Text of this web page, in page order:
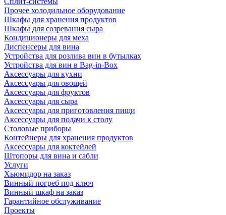
Прочее холодильное оборудование
Шкафы для хранения продуктов
Шкафы для созревания сыра
Кондиционеры для меха
Диспенсеры для вина
Устройства для розлива вин в бутылках
Устройства для вин в Bag-in-Box
Аксессуары для кухни
Аксессуары для овощей
Аксессуары для фруктов
Аксессуары для сыра
Аксессуары для приготовления пищи
Аксессуары для подачи к столу
Столовые приборы
Контейнеры для хранения продуктов
Аксессуары для коктейлей
Штопоры для вина и сабли
Услуги
Хьюмидор на заказ
Винный погреб под ключ
Винный шкаф на заказ
Гарантийное обслуживание
Проекты